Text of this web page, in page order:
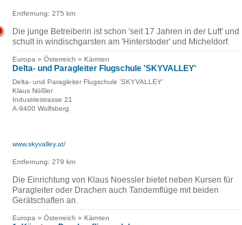
Entfernung: 275 km
Die junge Betreiberin ist schon 'seit 17 Jahren in der Luft' und
schult in windischgarsten am 'Hinterstoder' und Micheldorf.
Europa » Österreich » Kärnten
Delta- und Paragleiter Flugschule 'SKYVALLEY'
Delta- und Paragleiter Flugschule 'SKYVALLEY'
Klaus Nößler
Industriestrasse 21
A-9400 Wolfsberg
www.skyvalley.at/
Entfernung: 279 km
Die Einrichtung von Klaus Noessler bietet neben Kursen für
Paragleiter oder Drachen auch Tandemflüge mit beiden
Gerätschaften an.
Europa » Österreich » Kärnten